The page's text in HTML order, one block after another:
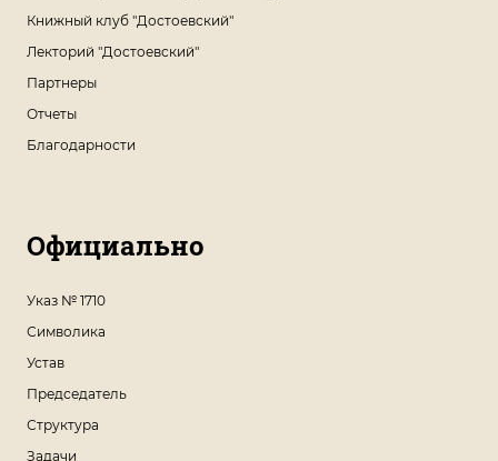
Книжный клуб "Достоевский"
Лекторий "Достоевский"
Партнеры
Отчеты
Благодарности
Официально
Указ № 1710
Символика
Устав
Председатель
Структура
Задачи